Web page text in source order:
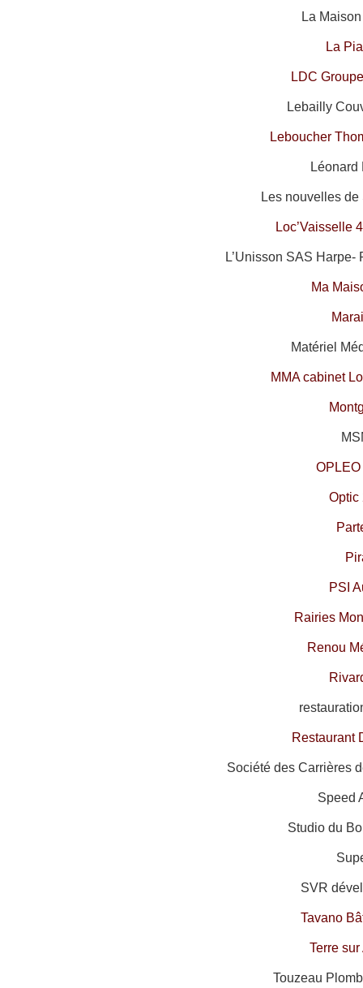
La
La
LDC
Lebailly
Leboucher
Léonard
Les nouvelles
Loc’Vaisselle
L’Unisson SAS
Ma
Matériel
MMA cabinet
Optic
PSI
Rairies
Renou
R
Restaurant
Société des Carrières
Speed
Studio du
SVR
Tavano
Terre
Touzeau